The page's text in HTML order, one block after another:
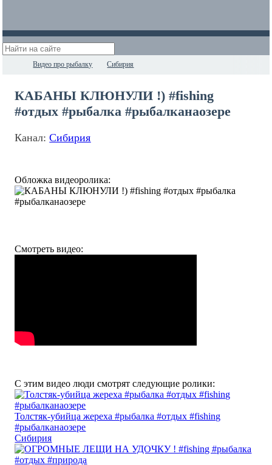
Видео про рыбалку Сибирия
КАБАНЫ КЛЮНУЛИ !) #fishing
#отдых #рыбалка #рыбалканаозере
Канал:Сибирия
Обложка видеоролика:
Смотреть видео:
С этим видео люди смотрят следующие ролики:
Толстяк-убийца жереха #рыбалка #отдых #fishing
#рыбалканаозере
Сибирия